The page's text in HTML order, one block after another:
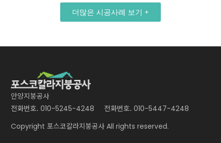
더많은 시공사례 보기 +
안양지붕공사
전화번호.010-5245-4248 전화번호.010-5447-4248
Copyright포스코칼라지붕공사 All rights reserved.